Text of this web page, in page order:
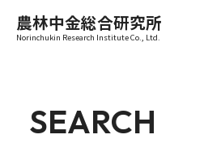
農林中金総合研究所
Norinchukin Research Institute Co., Ltd.
SEARCH